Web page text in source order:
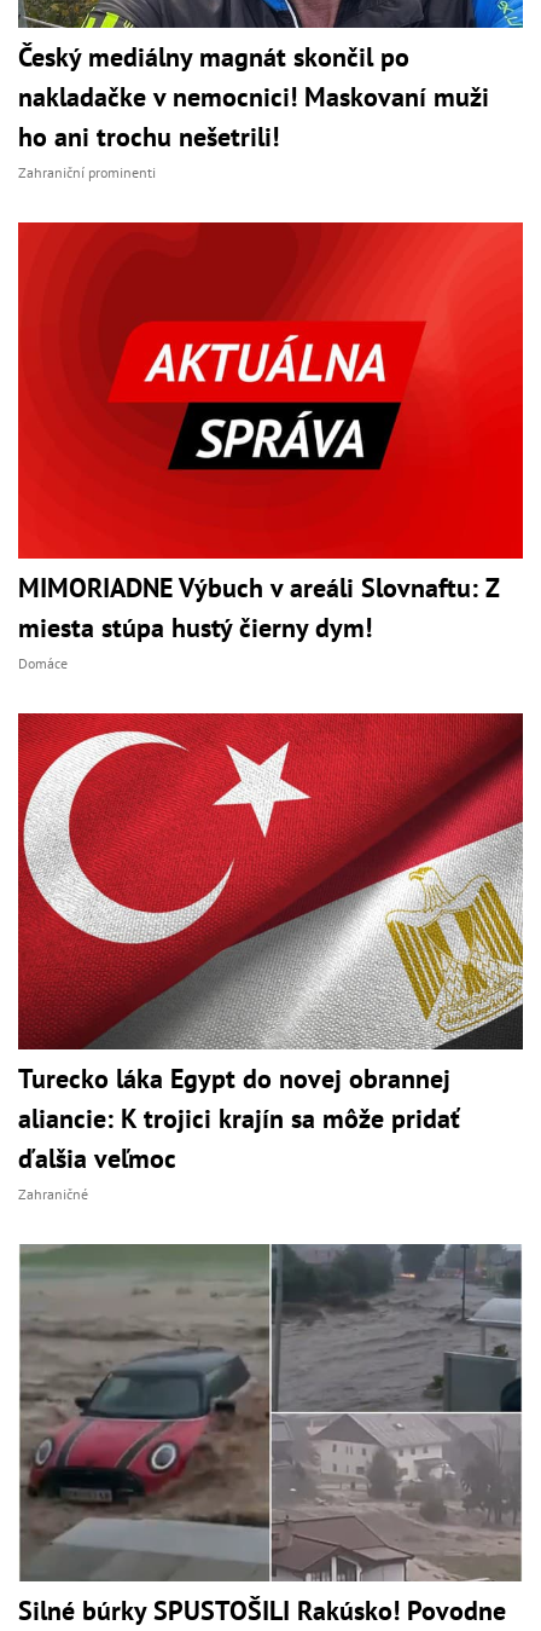
Český mediálny magnát skončil po
nakladačke v nemocnici! Maskovaní muži
ho ani trochu nešetrili!
Zahraniční prominenti
MIMORIADNE Výbuch v areáli Slovnaftu: Z
miesta stúpa hustý čierny dym!
Domáce
Turecko láka Egypt do novej obrannej
aliancie: K trojici krajín sa môže pridať
ďalšia veľmoc
Zahraničné
Silné búrky SPUSTOŠILI Rakúsko! Povodne